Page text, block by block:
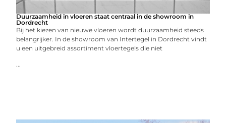
Duurzaamheid in vloeren staat centraal in de showroom in
Dordrecht
Bij het kiezen van nieuwe vloeren wordt duurzaamheid steeds
belangrijker. In de showroom van Intertegel in Dordrecht vindt
u een uitgebreid assortiment vloertegels die niet
...